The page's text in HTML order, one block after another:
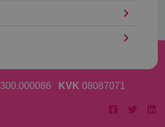
300.000086 KVK 08087071